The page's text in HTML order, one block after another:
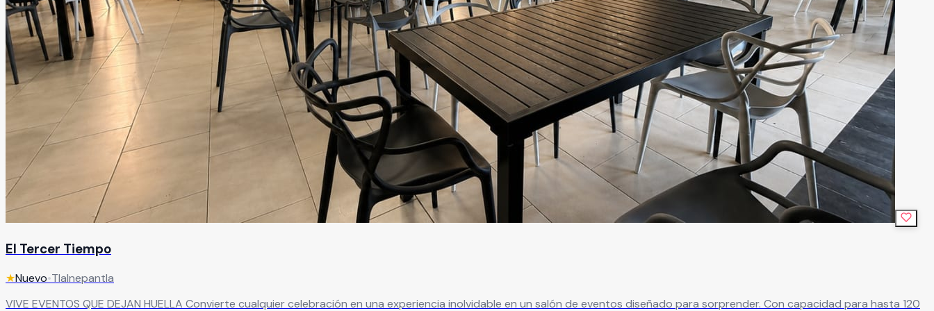
El Tercer Tiempo
★Nuevo•Tlalnepantla
VIVE EVENTOS QUE DEJAN HUELLA Convierte cualquier celebración en una experiencia inolvidable en un salón de eventos diseñado para sorprender. Con capacidad para hasta 120